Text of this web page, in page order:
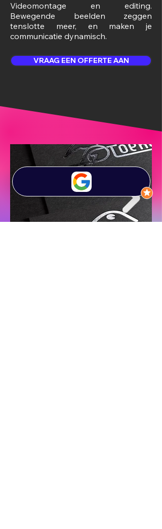
Videomontage en editing.
Bewegende beelden zeggen
tenslotte meer, en maken je
communicatie dynamisch.
VRAAG EEN OFFERTE AAN